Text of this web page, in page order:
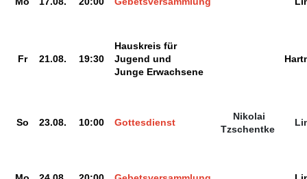
Fr 21.08. 19:30
Hauskreis für
Jugend und
Junge Erwachsene
So 23.08. 10:00 Gottesdienst
Nikolai
Tzschentke